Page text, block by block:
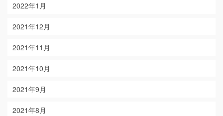
2022年1月
2021年12月
2021年11月
2021年10月
2021年9月
2021年8月